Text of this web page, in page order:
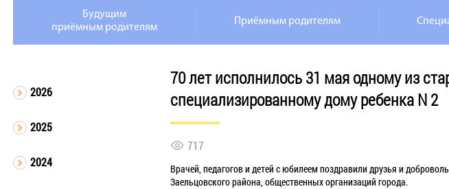
Будущим
приёмным родителям
Приёмным родителям
2026
2025
2024
70 лет исполнилось 31 мая одному из
специализированному дому ребенка N 2
717
Врачей, педагогов и детей с юбилеем поздравили друзья и
Заельцовского района, общественных организаций города.